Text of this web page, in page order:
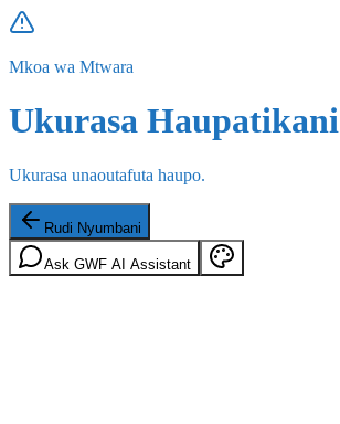
Mkoa wa Mtwara
Ukurasa Haupatikani
Ukurasa unaoutafuta haupo.
Rudi Nyumbani
Ask GWF AI Assistant